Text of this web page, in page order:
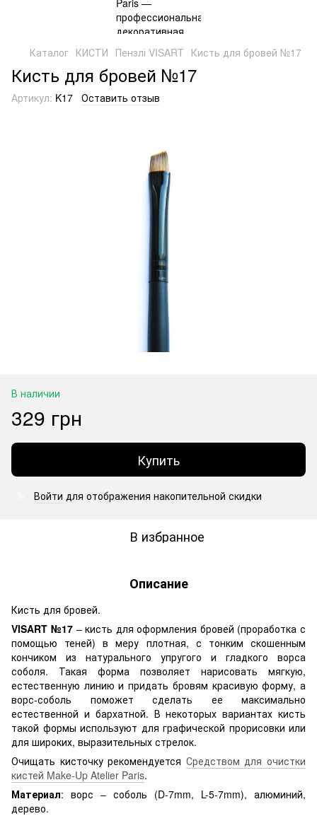
Каталог КИСТИ Пензлі VISART Кисть для бровей №17
Кисть для бровей №17
Артикул: K17 Оставить отзыв
В наличии
329 грн
Купить
Войти для отображения накопительной скидки
В избранное
Описание
Кисть для бровей.
VISART №17 – кисть для оформления бровей (проработка с
помощью теней) в меру плотная, с тонким скошенным
кончиком из натурального упругого и гладкого ворса
соболя. Такая форма позволяет нарисовать мягкую,
естественную линию и придать бровям красивую форму, а
ворс-соболь поможет сделать ее максимально
естественной и бархатной. В некоторых вариантах кисть
такой формы используют для графической прорисовки или
для широких, выразительных стрелок.
Очищать кисточку рекомендуется Средством для очистки
кистей Make-Up Atelier Paris.
Материал: ворс – соболь (D-7mm, L-5-7mm), алюминий,
дерево.